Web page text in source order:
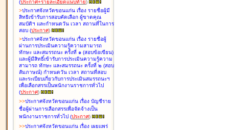
(ประกาศ+รายละเอียดแนบท้าย)
>ประกาศจังหวัดขอนแก่น เรื่อง รายชื่อผู้มี
สิทธิเข้ารับการสอบคัดเลือก ผู้ขาดคุณ
สมบัติฯ และกำหนดวัน เวลา สถานที่ในการ
สอบ (ประกาศ)
>ประกาศจังหวัดขอนแก่น เรื่อง รายชื่อผู้
ผ่านการประเมินความรู้ความสามารถ
ทักษะ และสมรรถนะ ครั้งที่ ๑ (สอบข้อเขียน)
และผู้มีสิทธิ์เข้ารับการประเมินความรู้ความ
สามารถ ทักษะ และสมรรถนะ ครั้งที่ ๒ (สอบ
สัมภาษณ์) กำหนดวัน เวลา สถานที่สอบ
และระเบียบเกี่ยวกับการประเมินสมรรถนะฯ
เพื่อเลือกสรรเป็นพนักงานราชการทั่วไป
(ประกาศ)
>>ประกาศจังหวัดขอนแก่น เรื่อง บัญชีราย
ชื่อผู้ผ่านการเลือกสรรเพื่อจัดจ้างเป็น
พนักงานราชการทั่วไป (ประกาศ)
>>ประกาศจังหวัดขอนแก่น เรื่อง เผยแพร่